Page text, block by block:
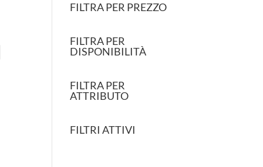
FILTRA PER PREZZO
FILTRA PER
DISPONIBILITÀ
FILTRA PER
ATTRIBUTO
FILTRI ATTIVI